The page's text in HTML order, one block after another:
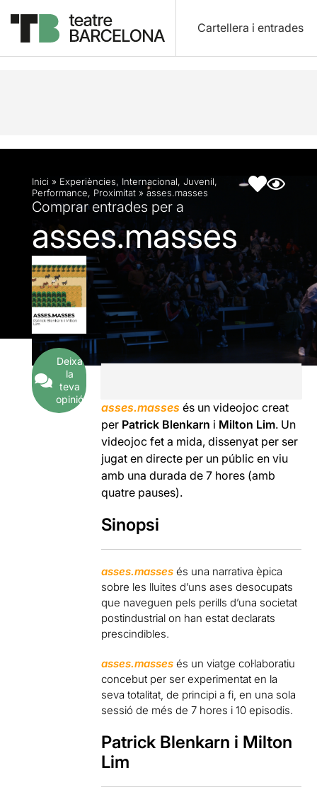
Cartellera i entrades
Descripció Fitxa artística Fotos i vídeos
Inici » Experiències, Internacional, Juvenil,
Performance, Proximitat » asses.masses
Comprar entrades per a
asses.masses
Deixa
la
teva
opinió
asses.massesés un videojoc creat
per Patrick Blenkarn i Milton Lim. Un
videojoc fet a mida, dissenyat per ser
jugat en directe per un públic en viu
amb una durada de 7 hores (amb
quatre pauses).
Sinopsi
asses.massesés una narrativa èpica
sobre les lluites d’uns ases desocupats
que naveguen pels perills d’una societat
postindustrial on han estat declarats
prescindibles.
asses.masses és un viatge col·laboratiu
concebut per ser experimentat en la
seva totalitat, de principi a fi, en una sola
sessió de més de 7 hores i 10 episodis.
Patrick Blenkarn i Milton
Lim